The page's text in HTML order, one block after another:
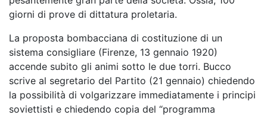
giorni di prove di dittatura proletaria.
La proposta bombacciana di costituzione di un
sistema consigliare (Firenze, 13 gennaio 1920)
accende subito gli animi sotto le due torri. Bucco
scrive al segretario del Partito (21 gennaio) chiedendo
la possibilità di volgarizzare immediatamente i principi
soviettisti e chiedendo copia del “programma